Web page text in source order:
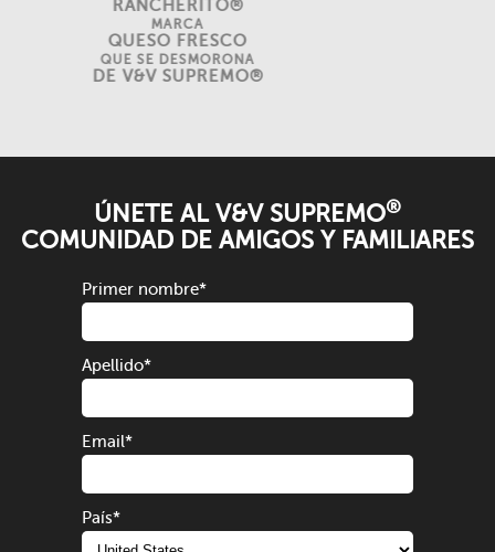
RANCHERITO®
MARCA
QUESO FRESCO
QUE SE DESMORONA
DE V&V SUPREMO®
ÚNETE AL V&V SUPREMO®
COMUNIDAD DE AMIGOS Y FAMILIARES
Primer nombre*
Apellido*
Email*
País*